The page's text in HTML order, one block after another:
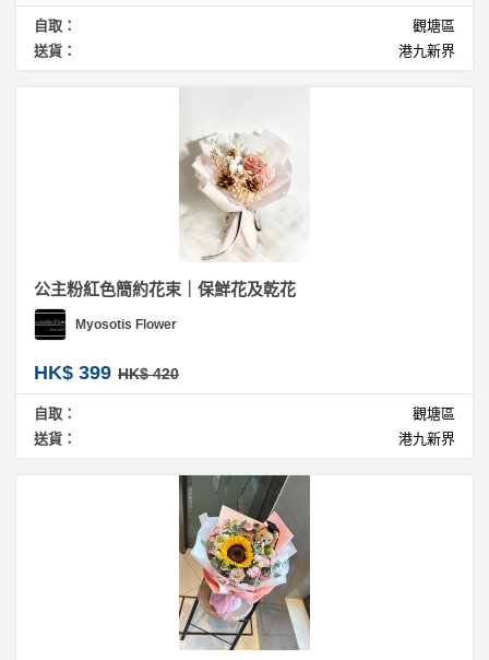
自取：
觀塘區
送貨：
港九新界
公主粉紅色簡約花束｜保鮮花及乾花
Myosotis Flower
HK$ 399 HK$ 420
自取：
觀塘區
送貨：
港九新界